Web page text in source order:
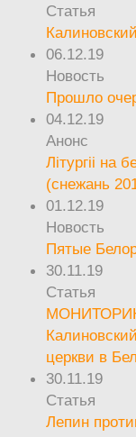
Статья
06.12.19
Новость
Прошло
04.12.19
Анонс
Літургіі на
(снежань
01.12.19
Новость
Пятые
30.11.19
Статья
церкви в
30.11.19
Статья
Лепин